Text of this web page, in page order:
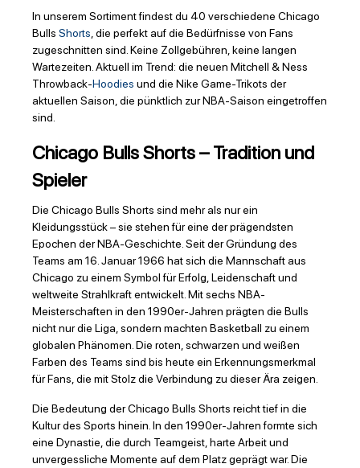
In unserem Sortiment findest du 40 verschiedene Chicago
Bulls Shorts, die perfekt auf die Bedürfnisse von Fans
zugeschnitten sind. Keine Zollgebühren, keine langen
Wartezeiten. Aktuell im Trend: die neuen Mitchell & Ness
Throwback-Hoodies und die Nike Game-Trikots der
aktuellen Saison, die pünktlich zur NBA-Saison eingetroffen
sind.
Chicago Bulls Shorts – Tradition und
Spieler
Die Chicago Bulls Shorts sind mehr als nur ein
Kleidungsstück – sie stehen für eine der prägendsten
Epochen der NBA-Geschichte. Seit der Gründung des
Teams am 16. Januar 1966 hat sich die Mannschaft aus
Chicago zu einem Symbol für Erfolg, Leidenschaft und
weltweite Strahlkraft entwickelt. Mit sechs NBA-
Meisterschaften in den 1990er-Jahren prägten die Bulls
nicht nur die Liga, sondern machten Basketball zu einem
globalen Phänomen. Die roten, schwarzen und weißen
Farben des Teams sind bis heute ein Erkennungsmerkmal
für Fans, die mit Stolz die Verbindung zu dieser Ära zeigen.
Die Bedeutung der Chicago Bulls Shorts reicht tief in die
Kultur des Sports hinein. In den 1990er-Jahren formte sich
eine Dynastie, die durch Teamgeist, harte Arbeit und
unvergessliche Momente auf dem Platz geprägt war. Die